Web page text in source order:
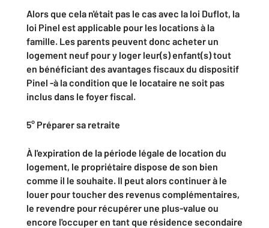
Alors que cela n'était pas le cas avec la loi Duflot, la
loi Pinel est applicable pour les locations à la
famille. Les parents peuvent donc acheter un
logement neuf pour y loger leur(s) enfant(s) tout
en bénéficiant des avantages fiscaux du dispositif
Pinel -à la condition que le locataire ne soit pas
inclus dans le foyer fiscal.
5° Préparer sa retraite
À l'expiration de la période légale de location du
logement, le propriétaire dispose de son bien
comme il le souhaite. Il peut alors continuer à le
louer pour toucher des revenus complémentaires,
le revendre pour récupérer une plus-value ou
encore l'occuper en tant que résidence secondaire